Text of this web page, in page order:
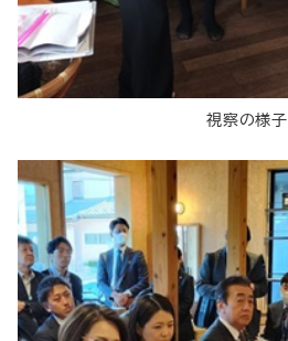
視察の様子